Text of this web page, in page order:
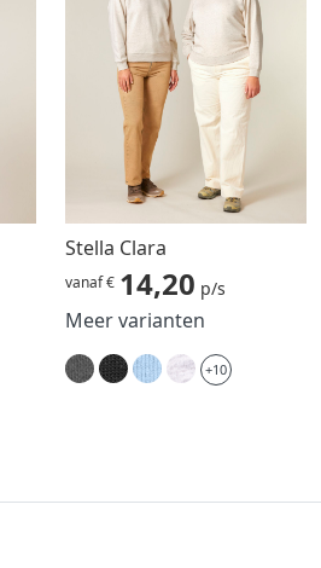
Stella Clara
vanaf € 14,20 p/s
Meer varianten
+10